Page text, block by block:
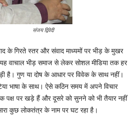
द्विवेदी
के गिरते स्तर और संवाद माध्यमों पर भीड़ के मुखर
वाचाल भीड़ समाज से लेकर सोशल मीडिया तक हर
है। गुण या दोष के आधार पर विवेक के साथ नहीं।
भाषा के साथ। ऐसे कठिन समय में अपने विचार
पक्ष पर खड़े हैं और दूसरे को सुनने को भी तैयार नहीं
कुछ लोकतंत्र के नाम पर घट रहा है।